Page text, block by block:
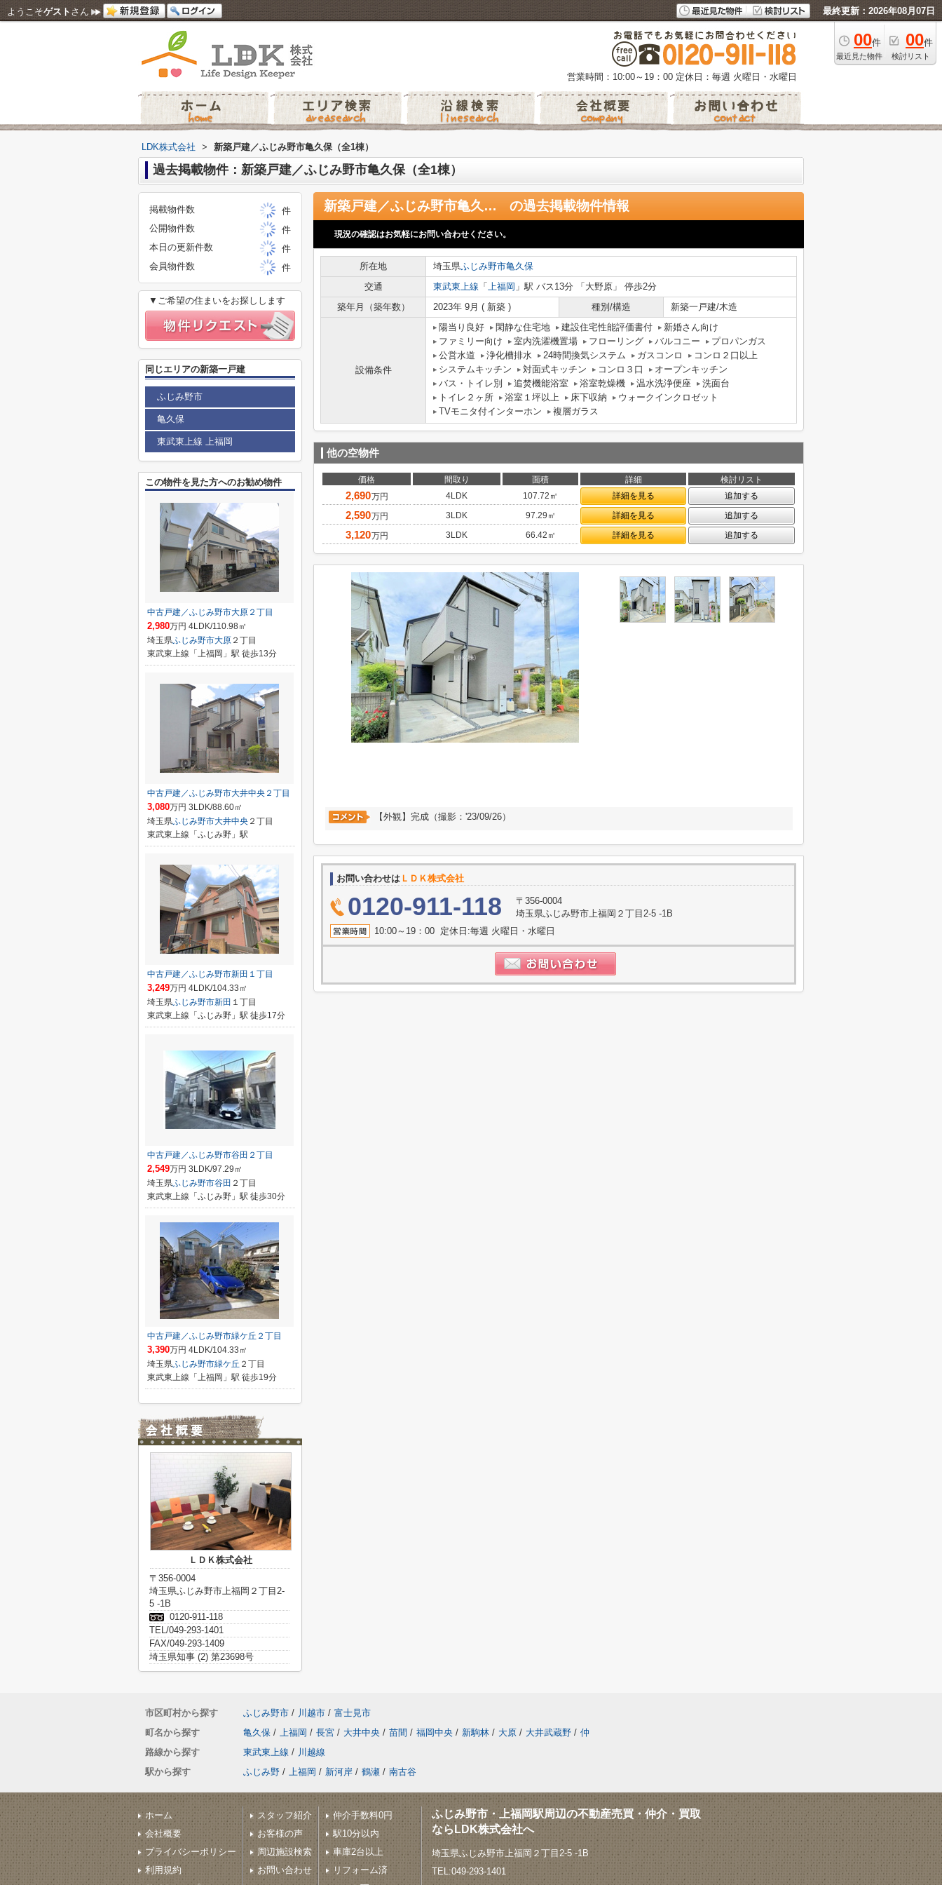
ようこそゲスト さん 最終更新：2026年08月07日
00件
最近見た物件
00件
検討リスト
営業時間：10:00～19：00 定休日：毎週 火曜日・水曜日
LDK株式会社 > 新築戸建／ふじみ野市亀久保（全1棟）
過去掲載物件：新築戸建／ふじみ野市亀久保（全1棟）
新築戸建／ふじみ野市亀久保（全1棟） の過去掲載物件情報
現況の確認はお気軽にお問い合わせください。
所在地 埼玉県ふじみ野市亀久保
交通
東武東上線 「 上福岡 」駅 バス13分 「大野原」 停歩2分
築年月（築年数）
2023年 9月 ( 新築 ) 種別/構造 新築一戸建/木造
設備条件
陽当り良好 閑静な住宅地 建設住宅性能評価書付
新婚さん向け
ファミリー向け
室内洗濯機置場 フローリング バルコニー
プロパンガス
公営水道
浄化槽排水 24時間換気システム ガスコンロ
コンロ２口以上
システムキッチン
対面式キッチン コンロ３口
オープンキッチン
バス・トイレ別
追焚機能浴室 浴室乾燥機 温水洗浄便座
洗面台
トイレ２ヶ所
浴室１坪以上 床下収納
ウォークインクロゼット
TVモニタ付インターホン
複層ガラス
他の空物件
価格 間取り 面積 詳細 検討リスト
2,690万円 4LDK 107.72㎡ 詳細を見る 追加する
2,590万円 3LDK 97.29㎡ 詳細を見る 追加する
3,120万円 3LDK 66.42㎡ 詳細を見る 追加する
【外観】完成（撮影：'23/09/26）
お問い合わせは ＬＤＫ株式会社
0120-911-118
〒356-0004
埼玉県ふじみ野市上福岡２丁目2-5 -1B
10:00～19：00 定休日:毎週 火曜日・水曜日
掲載物件数
件
公開物件数
件
本日の更新件数
件
会員物件数
件
▼ご希望の住まいをお探しします
同じエリアの新築一戸建
ふじみ野市
亀久保
東武東上線 上福岡
この物件を見た方へのお勧め物件
中古戸建／ふじみ野市大原２丁目
2,980万円 4LDK/110.98㎡
埼玉県ふじみ野市大原 ２丁目
東武東上線「上福岡」駅 徒歩13分
中古戸建／ふじみ野市大井中央２丁目
3,080万円 3LDK/88.60㎡
埼玉県ふじみ野市大井中央 ２丁目
東武東上線「ふじみ野」駅
中古戸建／ふじみ野市新田１丁目
3,249万円 4LDK/104.33㎡
埼玉県ふじみ野市新田 １丁目
東武東上線「ふじみ野」駅 徒歩17分
中古戸建／ふじみ野市谷田２丁目
2,549万円 3LDK/97.29㎡
埼玉県ふじみ野市谷田 ２丁目
東武東上線「ふじみ野」駅 徒歩30分
中古戸建／ふじみ野市緑ケ丘２丁目
3,390万円 4LDK/104.33㎡
埼玉県ふじみ野市緑ケ丘 ２丁目
東武東上線「上福岡」駅 徒歩19分
ＬＤＫ株式会社
〒356-0004
埼玉県ふじみ野市上福岡２丁目2-
5 -1B
0120-911-118
TEL/049-293-1401
FAX/049-293-1409
埼玉県知事 (2) 第23698号
市区町村から探す ふじみ野市 / 川越市 / 富士見市
町名から探す
亀久保 / 上福岡 / 長宮 / 大井中央 / 苗間 / 福岡中央 / 新駒林 / 大原 / 大井武蔵野 / 仲
路線から探す
東武東上線 / 川越線
駅から探す
ふじみ野 / 上福岡 / 新河岸 / 鶴瀬 / 南古谷
ホーム
会社概要
プライバシーポリシー
利用規約
スタッフ紹介
お客様の声
周辺施設検索
お問い合わせ
仲介手数料0円
駅10分以内
車庫2台以上
リフォーム済
ふじみ野市・上福岡駅周辺の不動産売買・仲介・買取
ならLDK株式会社へ
埼玉県ふじみ野市上福岡２丁目2-5 -1B
TEL:049-293-1401